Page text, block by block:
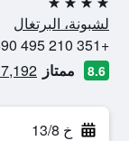
4 نجوم
لشبونة، البرتغال
+351 210 495 690
8.6 ممتاز 7,192 من التقييمات تم التحقق منها
خ 13/8